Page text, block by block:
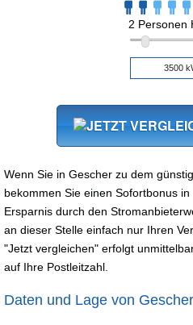
2 Personen
Wenn Sie in Gescher zu dem
bekommen Sie einen Sofortbonus
Ersparnis durch den
an dieser Stelle einfach nur Ihren
"Jetzt vergleichen" erfolgt
auf Ihre Postleitzahl.
Daten und Lage von Gescher